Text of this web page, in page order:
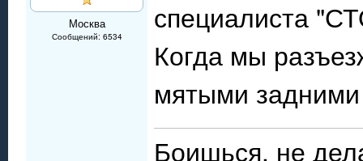
Москва
Сообщений: 6534
специалиста
Когда мы
мятыми
Боишься, не